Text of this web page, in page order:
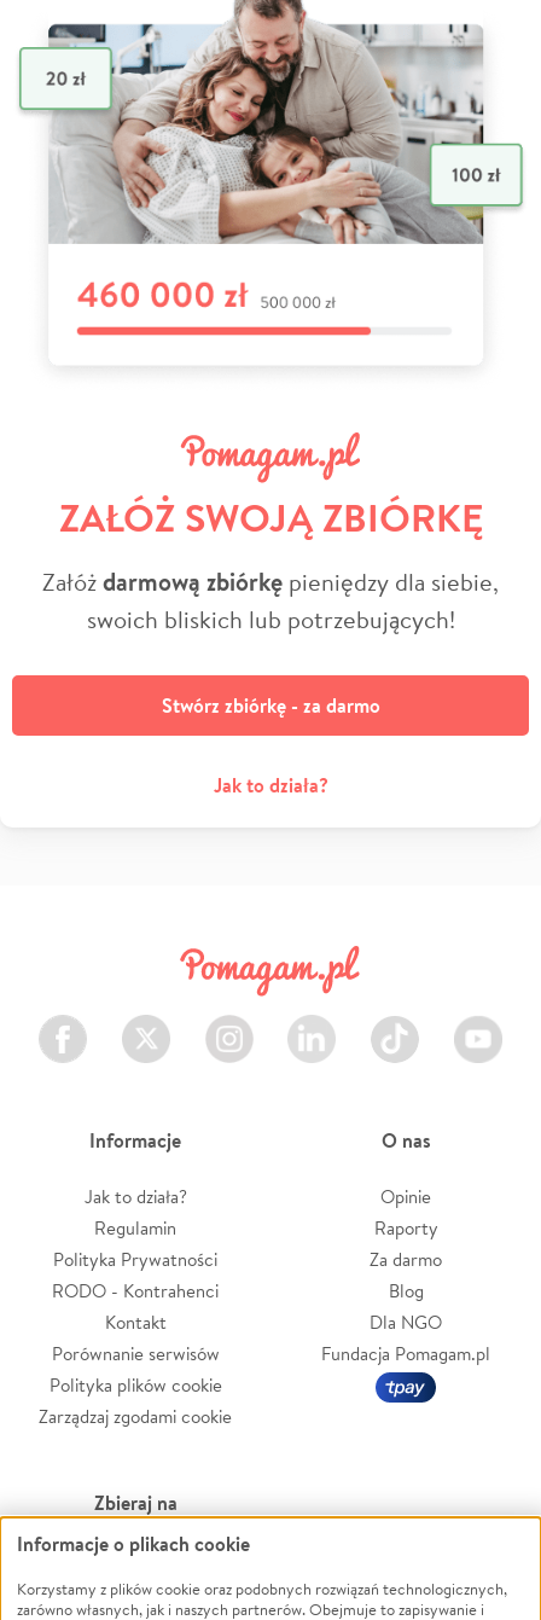
ZAŁÓŻ SWOJĄ ZBIÓRKĘ
Załóżdarmową zbiórkę pieniędzy dla siebie,
swoich bliskich lub potrzebujących!
Stwórz zbiórkę - za darmo
Jak to działa?
Facebook Twitter Instagram LinkedIn TikTok Youtube
Informacje
Jak to działa?
Regulamin
Polityka Prywatności
RODO - Kontrahenci
Kontakt
Porównanie serwisów
Polityka plików cookie
Zarządzaj zgodami cookie
O nas
Opinie
Raporty
Za darmo
Blog
Dla NGO
Fundacja Pomagam.pl
Zbieraj na
Leczenie
Zwierzęta
Powódź
Informacje o plikach cookie
Korzystamy z plików cookie oraz podobnych rozwiązań technologicznych,
zarówno własnych, jak i naszych partnerów. Obejmuje to zapisywanie i